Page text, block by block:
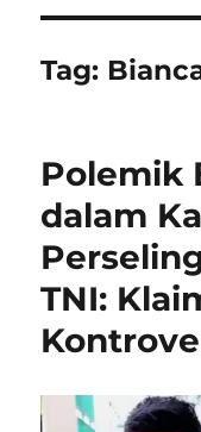
Tag:
Polemik
dalam
TNI: